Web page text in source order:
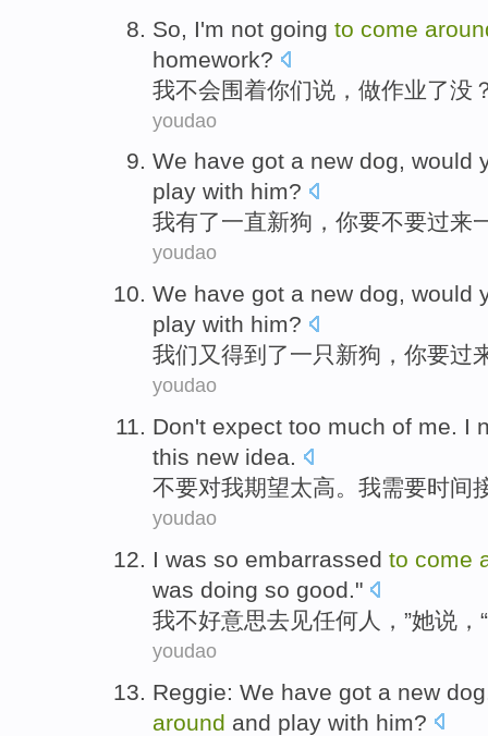
So, I'm not going to come
homework?
我不会围着你们说 ，做作业了没
youdao
We have got a new dog, would
play with him?
我有了一直新狗 ， 你要不要过来
youdao
We have got a new dog, would
play with him?
我们 又 得到 了一只 新狗 ， 你要过
youdao
Don't expect too much of me. I
this new idea.
不要对我期望太高。 我需要时间
youdao
I was so embarrassed to come
was doing so good."
我不好意思去 见任何人 ，”她说
youdao
Reggie: We have got a new dog
around and play with him?